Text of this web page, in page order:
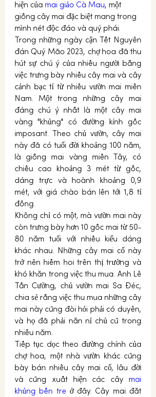
hiện của mai giảo Cà Mau, một
giống cây mai đặc biệt mang trong
mình nét độc đáo và quý phái.
Trong những ngày cận Tết Nguyên
đán Quý Mão 2023, chợ hoa đã thu
hút sự chú ý của nhiều người bằng
việc trưng bày nhiều cây mai và cây
cảnh bạc tỉ từ nhiều vườn mai miền
Nam. Một trong những cây mai
đáng chú ý nhất là một cây mai
vàng "khủng" có đường kính gốc
imposant. Theo chủ vườn, cây mai
này đã có tuổi đời khoảng 100 năm,
là giống mai vàng miền Tây, có
chiều cao khoảng 3 mét từ gốc,
dáng trực và hoành khoảng 0,9
mét, với giá chào bán lên tới 1,8 tỉ
đồng.
Không chỉ có một, mà vườn mai này
còn trưng bày hơn 10 gốc mai từ 50-
80 năm tuổi với nhiều kiểu dáng
khác nhau. Những cây mai cổ này
trở nên hiếm hoi trên thị trường và
khó khăn trong việc thu mua. Anh Lê
Tấn Cường, chủ vườn mai Sa Đéc,
chia sẻ rằng việc thu mua những cây
mai này cũng đòi hỏi phải có duyên,
và họ đã phải năn nỉ chủ cũ trong
nhiều năm.
Tiếp tục dọc theo đường chính của
chợ hoa, một nhà vườn khác cũng
bày bán nhiều cây mai cổ, lâu đời
và cũng xuất hiện các cây mai
khủng bến tre ở đây. Cây mai đắt